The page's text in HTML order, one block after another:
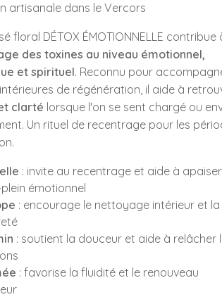
artisanale dans le Vercors
floral DÉTOX ÉMOTIONNELLE contribue
des toxines au niveau émotionnel,
et spirituel. Reconnu pour
de régénération, il aide à
clarté lorsque l'on se sent chargé ou
Un rituel de recentrage pour les
: invite au recentrage et aide à
émotionnel
: encourage le nettoyage intérieur et la
: soutient la douceur et aide à relâcher
: favorise la fluidité et le renouveau